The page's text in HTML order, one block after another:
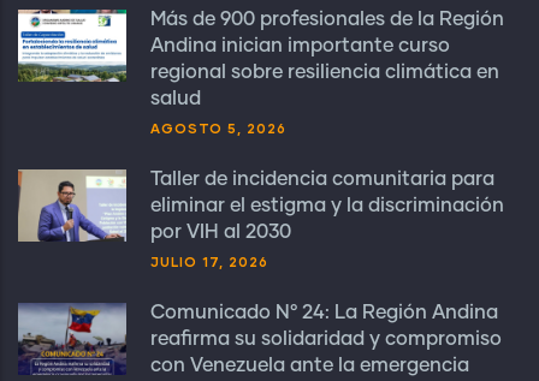
Más de 900 profesionales de la Región
Andina inician importante curso
regional sobre resiliencia climática en
salud
AGOSTO 5, 2026
Taller de incidencia comunitaria para
eliminar el estigma y la discriminación
por VIH al 2030
JULIO 17, 2026
Comunicado N° 24: La Región Andina
reafirma su solidaridad y compromiso
con Venezuela ante la emergencia